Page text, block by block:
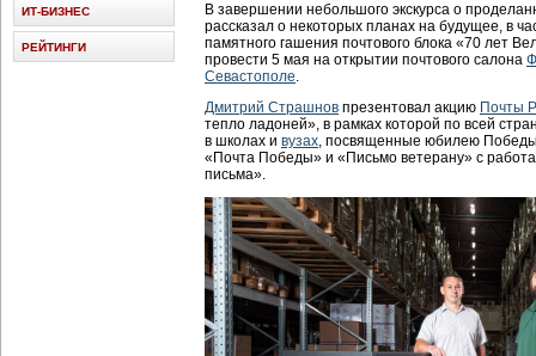
В завершении небольшого экскурса о
рассказал о некоторых планах на будущее, в
памятного гашения почтового блока «70 лет
провести 5 мая на открытии почтового салона
Севастополе.
Дмитрий Страшнов презентовал акцию Почты
тепло ладоней», в рамках которой по всей
в школах и вузах, посвященные юбилею Победы.
«Почта Победы» и «Письмо ветерану» с
письма».
ИТ-БИЗНЕС
РЕЙТИНГИ